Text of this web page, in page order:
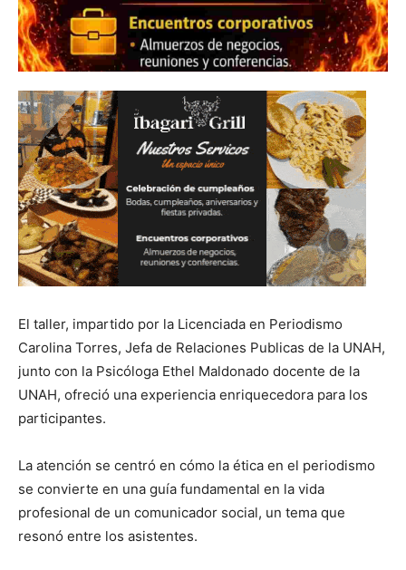
El taller, impartido por la Licenciada en Periodismo
Carolina Torres, Jefa de Relaciones Publicas de la UNAH,
junto con la Psicóloga Ethel Maldonado docente de la
UNAH, ofreció una experiencia enriquecedora para los
participantes.
La atención se centró en cómo la ética en el periodismo
se convierte en una guía fundamental en la vida
profesional de un comunicador social, un tema que
resonó entre los asistentes.